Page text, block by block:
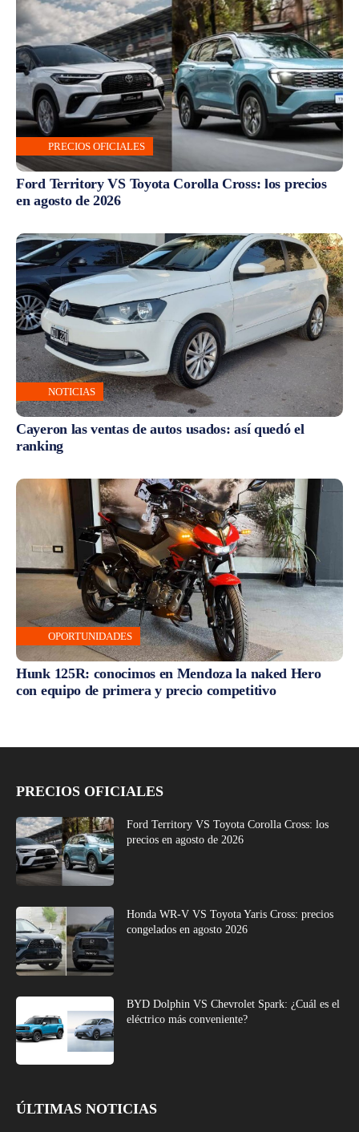
PRECIOS OFICIALES
Ford Territory VS Toyota Corolla Cross: los precios
en agosto de 2026
NOTICIAS
Cayeron las ventas de autos usados: así quedó el
ranking
OPORTUNIDADES
Hunk 125R: conocimos en Mendoza la naked Hero
con equipo de primera y precio competitivo
PRECIOS OFICIALES
Ford Territory VS Toyota Corolla Cross: los
precios en agosto de 2026
Honda WR-V VS Toyota Yaris Cross: precios
congelados en agosto 2026
BYD Dolphin VS Chevrolet Spark: ¿Cuál es el
eléctrico más conveniente?
ÚLTIMAS NOTICIAS